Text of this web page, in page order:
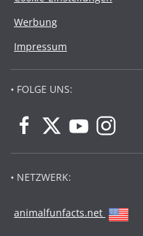
Werbung
Impressum
• FOLGE UNS:
• NETZWERK:
animalfunfacts.net